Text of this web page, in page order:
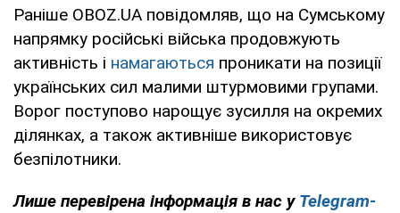
Раніше OBOZ.UA повідомляв, що на Сумському
напрямку російські війська продовжують
активність і намагаються проникати на позиції
українських сил малими штурмовими групами.
Ворог поступово нарощує зусилля на окремих
ділянках, а також активніше використовує
безпілотники.
Лише перевірена інформація в нас у Telegram-